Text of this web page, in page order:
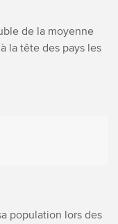
de la moyenne
la tête des pays les
population lors des